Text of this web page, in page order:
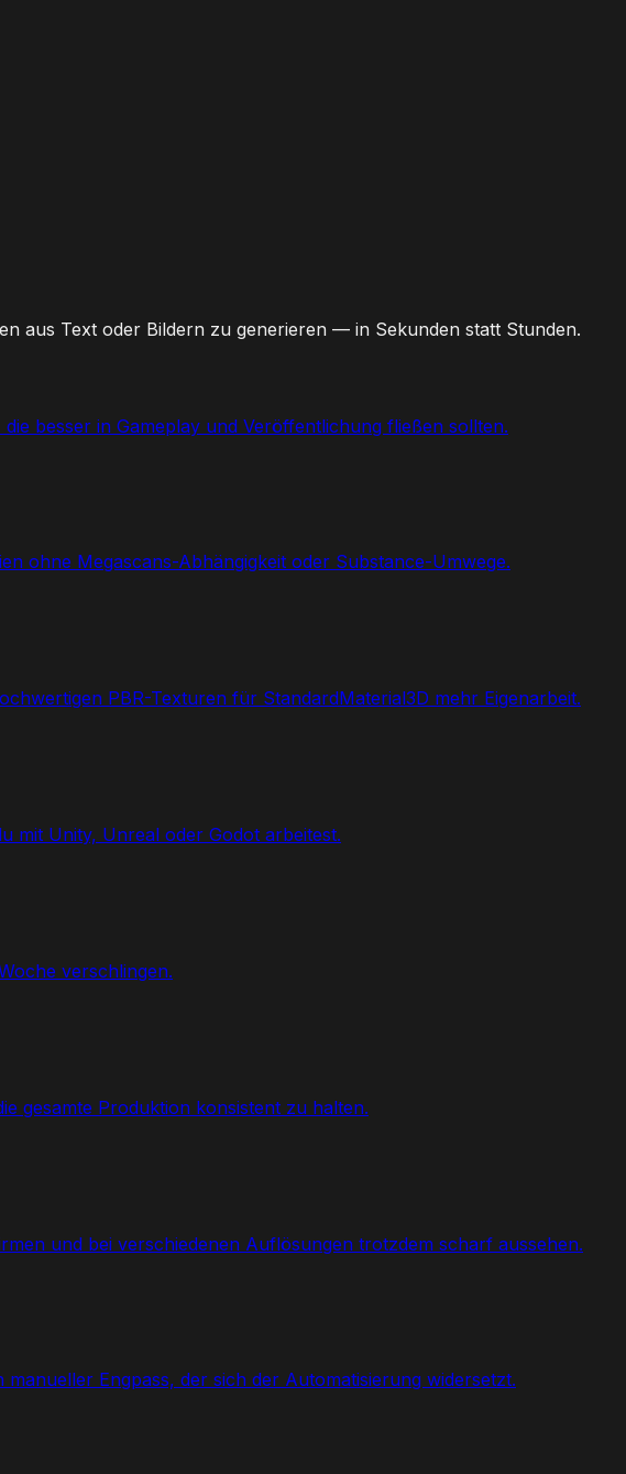
aus Text oder Bildern zu generieren — in Sekunden statt Stunden.
besser in Gameplay und Veröffentlichung fließen sollten.
ohne Megascans-Abhängigkeit oder Substance-Umwege.
PBR-Texturen für StandardMaterial3D mehr Eigenarbeit.
mit Unity, Unreal oder Godot arbeitest.
verschlingen.
gesamte Produktion konsistent zu halten.
und bei verschiedenen Auflösungen trotzdem scharf aussehen.
Engpass, der sich der Automatisierung widersetzt.